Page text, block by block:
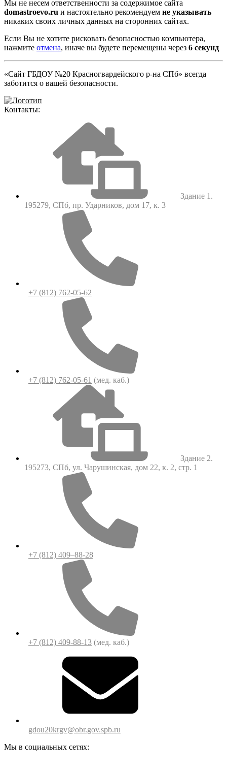
Мы не несем ответственности за содержимое сайта
domastroevo.ru и настоятельно рекомендуем не указывать
никаких своих личных данных на сторонних сайтах.
Если Вы не хотите рисковать безопасностью компьютера,
нажмите отмена, иначе вы будете перемещены через 5 секунд
«Сайт ГБДОУ №20 Красногвардейского р-на СПб» всегда
заботится о вашей безопасности.
Контакты:
Здание 1.
195279, СПб, пр. Ударников, дом 17, к. 3
+7 (812) 762-05-62
+7 (812) 762-05-61 (мед. каб.)
Здание 2.
195273, СПб, ул. Чарушинская, дом 22, к. 2, стр. 1
+7 (812) 409–88-28
+7 (812) 409-88-13 (мед. каб.)
gdou20krgv@obr.gov.spb.ru
Мы в социальных сетях: